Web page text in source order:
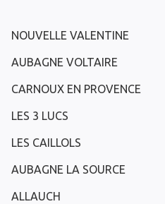
NOUVELLE VALENTINE
AUBAGNE VOLTAIRE
CARNOUX EN PROVENCE
LES 3 LUCS
LES CAILLOLS
AUBAGNE LA SOURCE
ALLAUCH